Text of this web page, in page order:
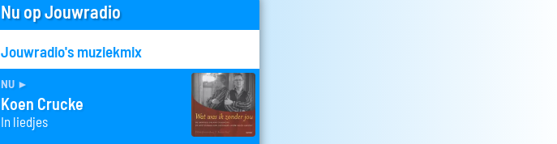
Nu op Jouwradio
Jouwradio's muziekmix
nu ►
Koen Crucke
In liedjes